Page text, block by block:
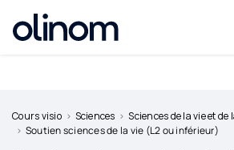
professeur
Cours visio Sciences
Sciences de la vie et de
Soutien sciences de la vie (L2 ou inférieur)
Olinom™ respecte votre vie privée